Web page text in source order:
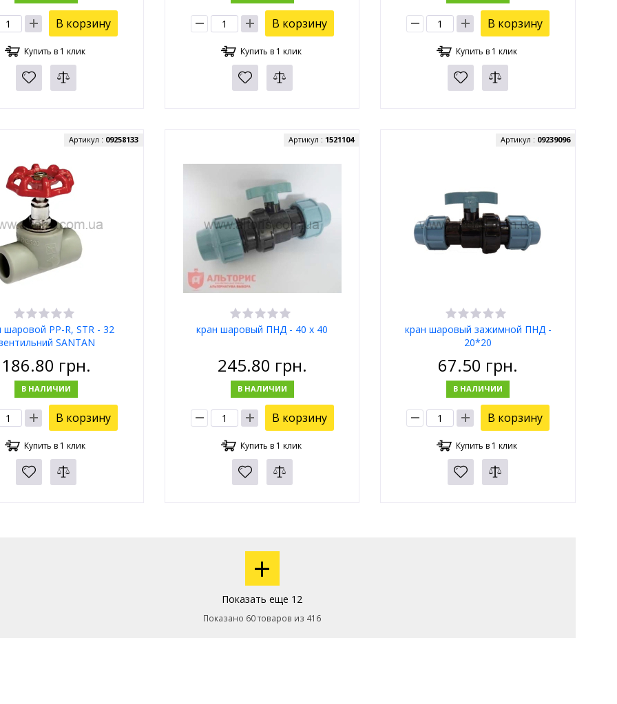
В корзину
Купить в 1 клик
В корзину
Купить в 1 клик
В корзину
Купить в 1 клик
шаровой PP-R, STR - 32
SANTAN
Артикул : 09258133
186.80 грн.
В НАЛИЧИИ
В корзину
Купить в 1 клик
кран шаровый ПНД - 40 х 40
Артикул : 1521104
245.80 грн.
В НАЛИЧИИ
В корзину
Купить в 1 клик
кран шаровый зажимной ПНД -
20*20
Артикул : 09239096
67.50 грн.
В НАЛИЧИИ
В корзину
Купить в 1 клик
+
Показать еще 12
Показано 60 товаров из 416